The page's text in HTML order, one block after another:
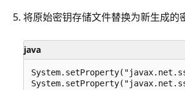
将原始密钥存储文件替换为新生成的
java